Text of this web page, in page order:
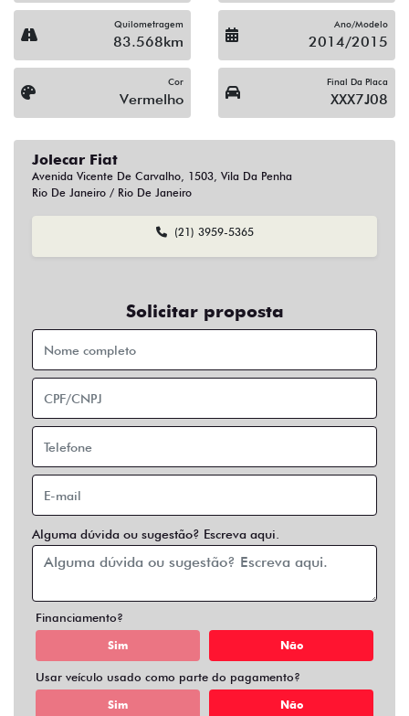
Quilometragem
83.568km
Ano/Modelo
2014/2015
Cor
Vermelho
Final Da Placa
XXX7J08
Jolecar Fiat
Avenida Vicente De Carvalho, 1503, Vila Da Penha
Rio De Janeiro / Rio De Janeiro
(21) 3959-5365
Solicitar proposta
Alguma dúvida ou sugestão? Escreva aqui.
Financiamento?
Sim Não
Usar veículo usado como parte do pagamento?
Sim Não